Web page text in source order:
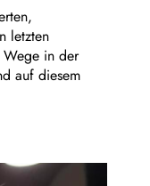
letzten
Wege in der
auf diesem